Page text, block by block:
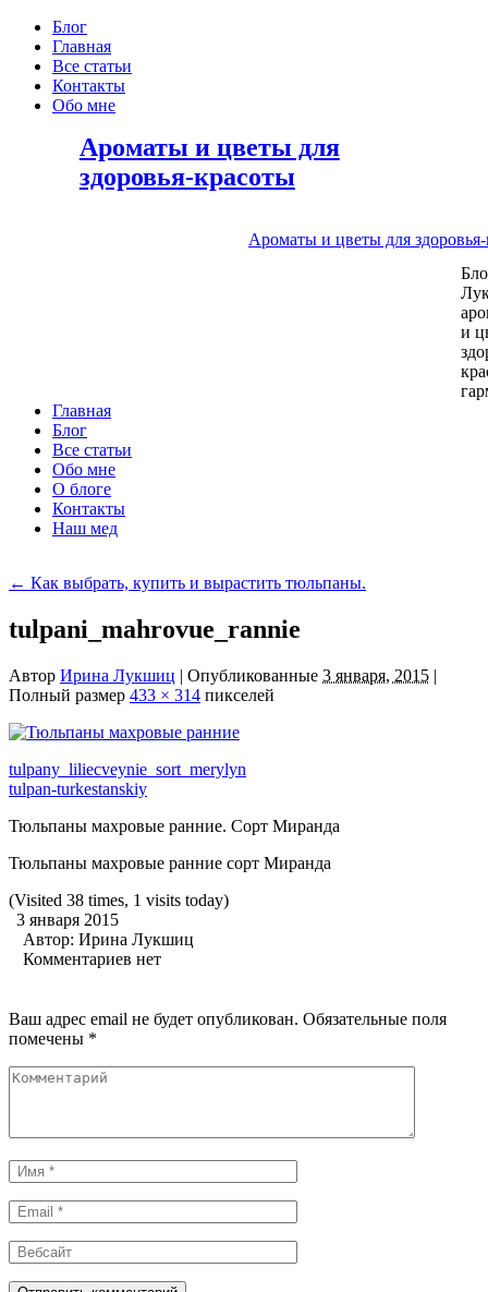
Блог
Главная
Все статьи
Контакты
Обо мне
Ароматы и цветы для
здоровья-красоты
Ароматы и цветы для
и
Главная
Блог
Все статьи
Обо мне
О блоге
Контакты
Наш мед
← Как выбрать, купить и вырастить тюльпаны.
tulpani_mahrovue_rannie
Автор Ирина Лукшиц | Опубликованные 3 января, 2015 |
Полный размер 433 × 314 пикселей
tulpany_liliecveynie_sort_merylyn
tulpan-turkestanskiy
Тюльпаны махровые ранние. Сорт Миранда
Тюльпаны махровые ранние сорт Миранда
(Visited 38 times, 1 visits today)
3 января 2015
Автор: Ирина Лукшиц
Комментариев нет
Ваш адрес email не будет опубликован. Обязательные поля
помечены *
Комментарий
Имя
*
Email
*
Вебсайт